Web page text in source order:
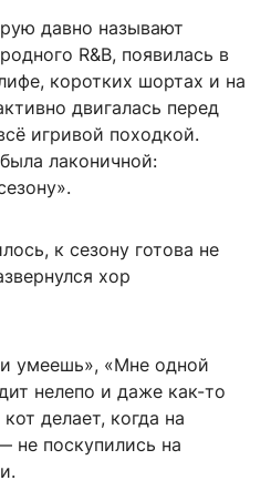
давно называют
R&B, появилась в
коротких шортах и на
двигалась перед
игривой походкой.
лаконичной:
к сезону готова не
хор
умеешь», «Мне одной
нелепо и даже как-то
делает, когда на
не поскупились на